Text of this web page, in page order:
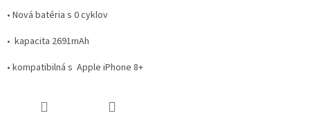
• Nová batéria s 0 cyklov
• kapacita 2691mAh
• kompatibilná s Apple iPhone 8+